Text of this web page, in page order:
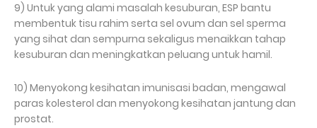
9) Untuk yang alami masalah kesuburan, ESP bantu
membentuk tisu rahim serta sel ovum dan sel sperma
yang sihat dan sempurna sekaligus menaikkan tahap
kesuburan dan meningkatkan peluang untuk hamil.
10) Menyokong kesihatan imunisasi badan, mengawal
paras kolesterol dan menyokong kesihatan jantung dan
prostat.